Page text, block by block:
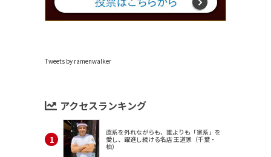
Tweets by ramenwalker
アクセスランキング
直系を外れながらも、誰よりも「家系」を
愛し、躍進し続ける名店 王道家（千葉・
柏）